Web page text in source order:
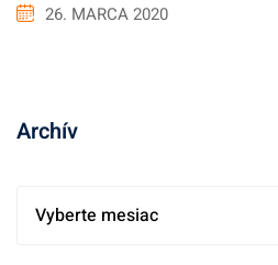
26. MARCA 2020
Archív